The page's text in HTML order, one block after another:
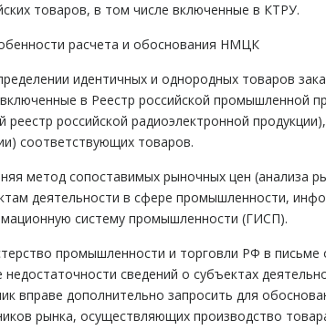
товаров, в том числе включенные в КТРУ.
расчета и обоснования НМЦК
идентичных и однородных товаров
в Реестр российской промышленной
реестр российской радиоэлектронной
соответствующих товаров.
метод сопоставимых рыночных цен (анализа
деятельности в сфере промышленности,
систему промышленности (ГИСП).
промышленности и торговли РФ в письме
недостаточности сведений о субъектах
вправе дополнительно запросить для
рынка, осуществляющих производство